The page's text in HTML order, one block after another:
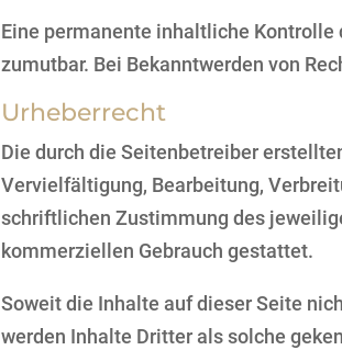
Eine permanente inhaltliche
zumutbar. Bei Bekanntwerden von
Urheberrecht
Die durch die Seitenbetreiber
Vervielfältigung, Bearbeitung,
schriftlichen Zustimmung des
kommerziellen Gebrauch gestattet.
Soweit die Inhalte auf dieser Seite
werden Inhalte Dritter als solche